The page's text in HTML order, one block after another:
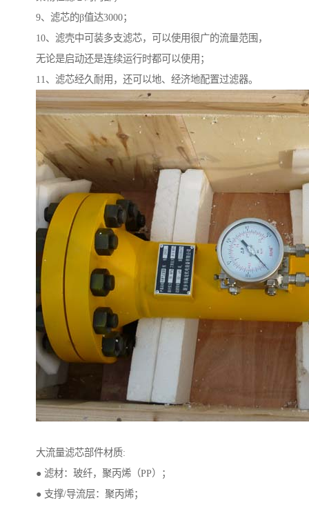
9、滤芯的β值达3000；
10、滤壳中可装多支滤芯，可以使用很广的流量范围，
无论是启动还是连续运行时都可以使用；
11、滤芯经久耐用，还可以地、经济地配置过滤器。
大流量滤芯部件材质:
● 滤材：玻纤，聚丙烯（PP）；
● 支撑/导流层：聚丙烯；